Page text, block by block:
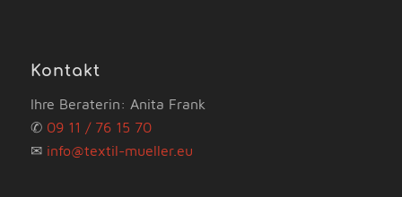
Kontakt
Ihre Beraterin: Anita Frank
✆ 09 11 / 76 15 70
✉ info@textil-mueller.eu